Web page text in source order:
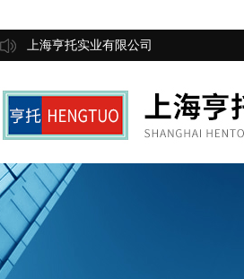
上海亨托实业有限公司